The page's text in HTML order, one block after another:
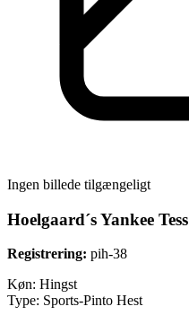
Ingen billede tilgængeligt
Hoelgaard´s Yankee Tess
Registrering: pih-38
Køn: Hingst
Type: Sports-Pinto Hest